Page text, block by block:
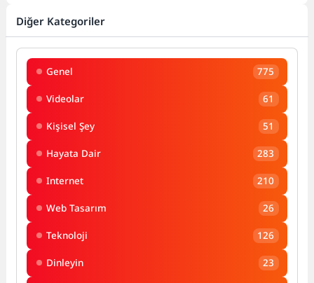
Diğer Kategoriler
Genel 775
Videolar 61
Kişisel Şey 51
Hayata Dair 283
Internet 210
Web Tasarım 26
Teknoloji 126
Dinleyin 23